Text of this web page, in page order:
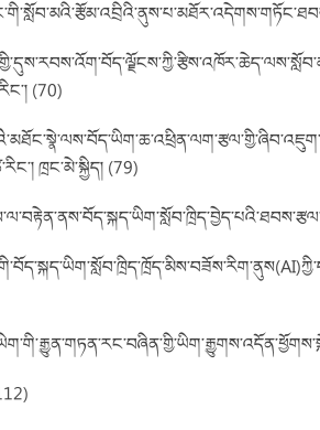
(70)
ཁྲང་མེ་སྐྱིད། (79)